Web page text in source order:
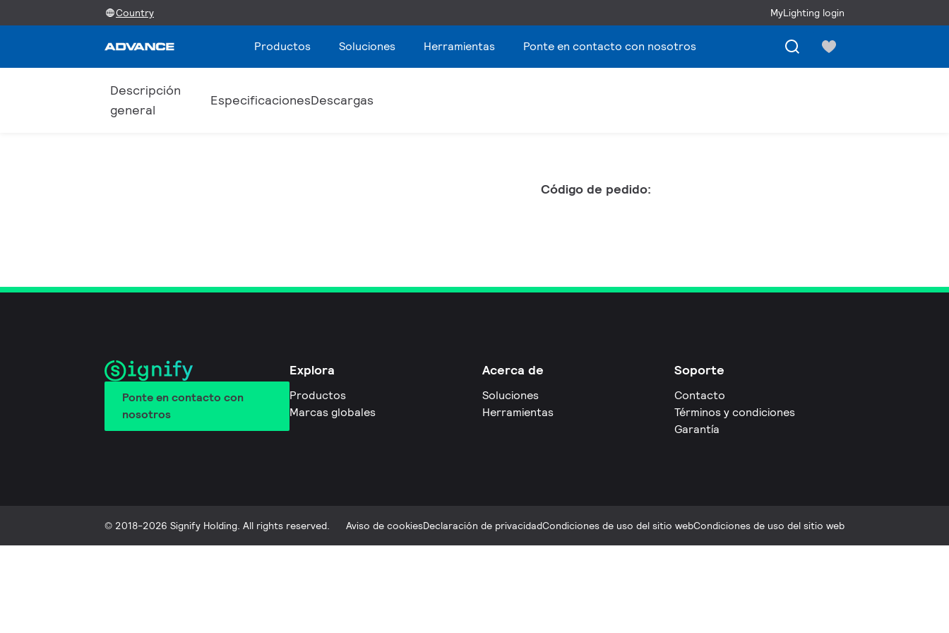
Country MyLighting login
Productos Soluciones Herramientas Ponte en contacto con nosotros
Descripción
general
EspecificacionesDescargas
Código de pedido:
Ponte en contacto con
nosotros
Explora
Productos
Marcas globales
Acerca de
Soluciones
Herramientas
Soporte
Contacto
Términos y condiciones
Garantía
© 2018-2026 Signify Holding. All rights reserved. Aviso de cookiesDeclaración de privacidadCondiciones de uso del sitio webCondiciones de uso del sitio web